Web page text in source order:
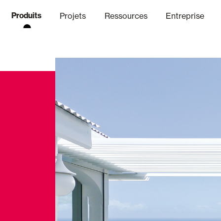
Produits Projets Ressources Entreprise